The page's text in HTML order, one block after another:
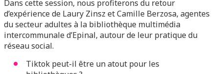
Dans cette session, nous profiterons du retour
d’expérience de Laury Zinsz et Camille Berzosa, agentes
du secteur adultes à la bibliothèque multimédia
intercommunale d’Epinal, autour de leur pratique du
réseau social.
Tiktok peut-il être un atout pour les